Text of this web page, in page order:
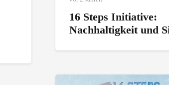
16 Steps Initiative:
Nachhaltigkeit und